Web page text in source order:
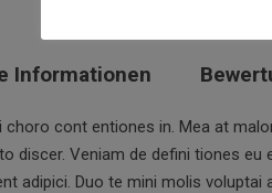
Informationen
cont entiones in. Mea at
discer. Veniam de defini tiones
adipici. Duo te mini molis